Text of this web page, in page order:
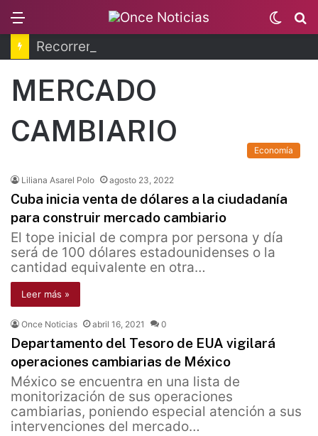
Switch
skin
MERCADO
CAMBIARIO
Economía
Liliana Asarel Polo agosto 23, 2022
Cuba inicia venta de dólares a la ciudadanía
para construir mercado cambiario
El tope inicial de compra por persona y día
será de 100 dólares estadounidenses o la
cantidad equivalente en otra…
Leer más »
Once Noticias abril 16, 2021 0
Departamento del Tesoro de EUA vigilará
operaciones cambiarias de México
México se encuentra en una lista de
monitorización de sus operaciones
cambiarias, poniendo especial atención a sus
intervenciones del mercado…